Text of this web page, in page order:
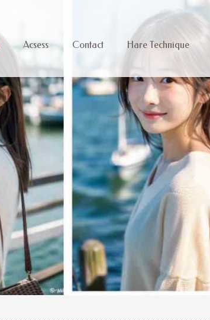
Acsess Contact Hare Technique